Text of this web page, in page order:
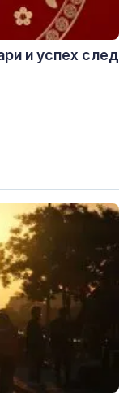
и успех след